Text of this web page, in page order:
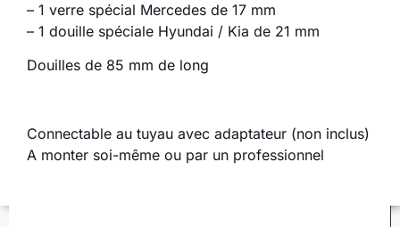
– 1 verre spécial Mercedes de 17 mm
– 1 douille spéciale Hyundai / Kia de 21 mm
Douilles de 85 mm de long
Connectable au tuyau avec adaptateur (non inclus)
A monter soi-même ou par un professionnel